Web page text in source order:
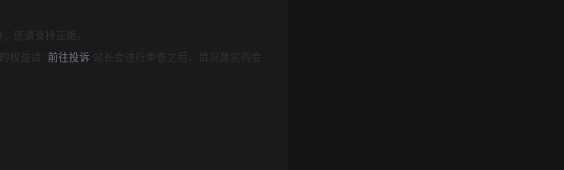
还请支持正版。
权益请: 前往投诉 站长会进行审查之后，情况属实的会